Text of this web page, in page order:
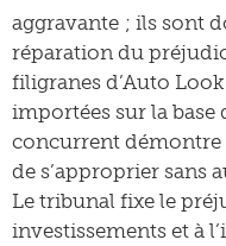
aggravante ; ils sont
réparation du
filigranes d’Auto
importées sur la base
concurrent démontre
de s’approprier sans
Le tribunal fixe le
investissements et à